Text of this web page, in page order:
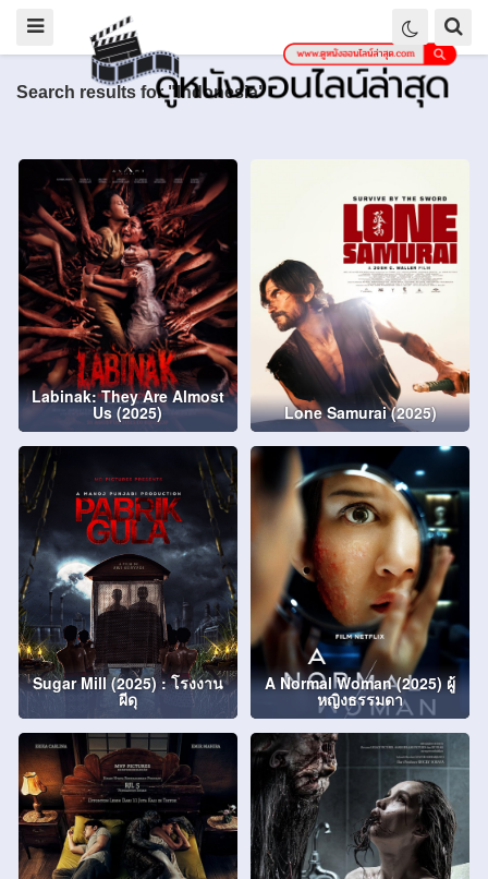
Search results for "Indonesia"
Labinak: They Are Almost
Us (2025) Lone Samurai (2025)
Sugar Mill (2025) : โรงงาน
ผีดุ
A Normal Woman (2025) ผู้
หญิงธรรมดา